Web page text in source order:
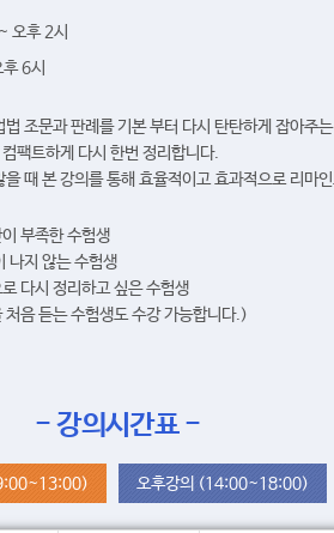
오후 2시
6시
조문과 판례를 기본 부터 다시 탄탄하게 잡아주
팩트하게 다시 한번 정리합니다.
때 본 강의를 통해 효율적이고 효과적으로 리마
부족한 수험생
나지 않는 수험생
다시 정리하고 싶은 수험생
음 듣는 수험생도 수강 가능합니다.)
- 강의시간표 -
오후강의 (14:00~18:00)